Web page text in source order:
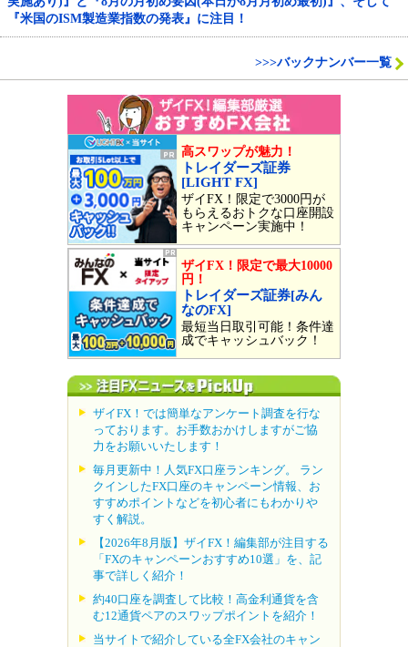
『米国のISM製造業指数の発表』に注目！
>>>バックナンバー一覧
高スワップが魅力！
トレイダーズ証券
[LIGHT FX]
ザイFX！限定で3000円が
もらえるおトクな口座開設
キャンペーン実施中！
ザイFX！限定で最大10000
円！
トレイダーズ証券[みん
なのFX]
最短当日取引可能！条件達
成でキャッシュバック！
ザイFX！では簡単なアンケート調査を行な
っております。お手数おかけしますがご協
力をお願いいたします！
毎月更新中！人気FX口座ランキング。 ラン
クインしたFX口座のキャンペーン情報、お
すすめポイントなどを初心者にもわかりや
すく解説。
【2026年8月版】ザイFX！編集部が注目する
「FXのキャンペーンおすすめ10選」を、記
事で詳しく紹介！
約40口座を調査して比較！高金利通貨を含
む12通貨ペアのスワップポイントを紹介！
当サイトで紹介している全FX会社のキャン